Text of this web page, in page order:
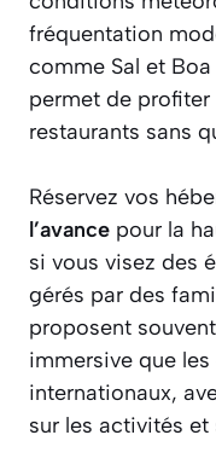
fréquentation
comme Sal et
permet de
restaurants sans
Réservez vos
l’avance pour la
si vous visez des
gérés par des
proposent
immersive que
internationaux,
sur les activités et